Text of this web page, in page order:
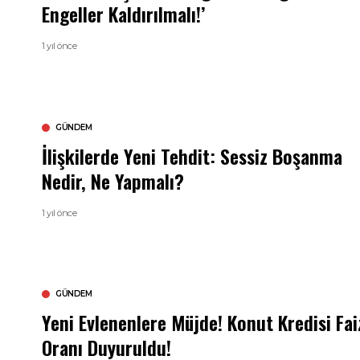
Engeller Kaldırılmalı!’
1 yıl önce
GÜNDEM
İlişkilerde Yeni Tehdit: Sessiz Boşanma
Nedir, Ne Yapmalı?
1 yıl önce
GÜNDEM
Yeni Evlenenlere Müjde! Konut Kredisi
Oranı Duyuruldu!